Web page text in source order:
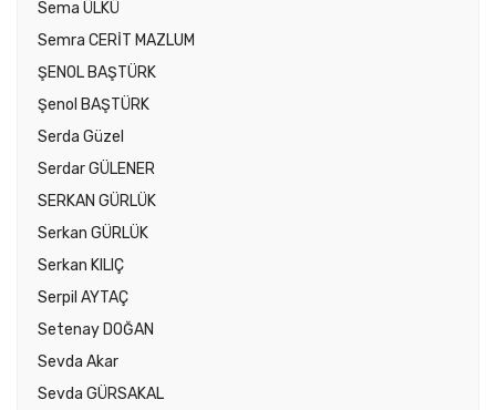
Sema ÜLKÜ
Semra CERİT MAZLUM
ŞENOL BAŞTÜRK
Şenol BAŞTÜRK
Serda Güzel
Serdar GÜLENER
SERKAN GÜRLÜK
Serkan GÜRLÜK
Serkan KILIÇ
Serpil AYTAÇ
Setenay DOĞAN
Sevda Akar
Sevda GÜRSAKAL